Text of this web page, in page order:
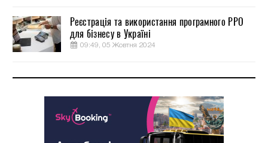
Реєстрація та використання програмного РРО
для бізнесу в Україні
09:49, 05 Жовтня 2024